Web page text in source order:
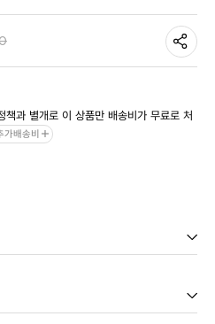
책과 별개로 이 상품만 배송비가 무료로 처
가배송비